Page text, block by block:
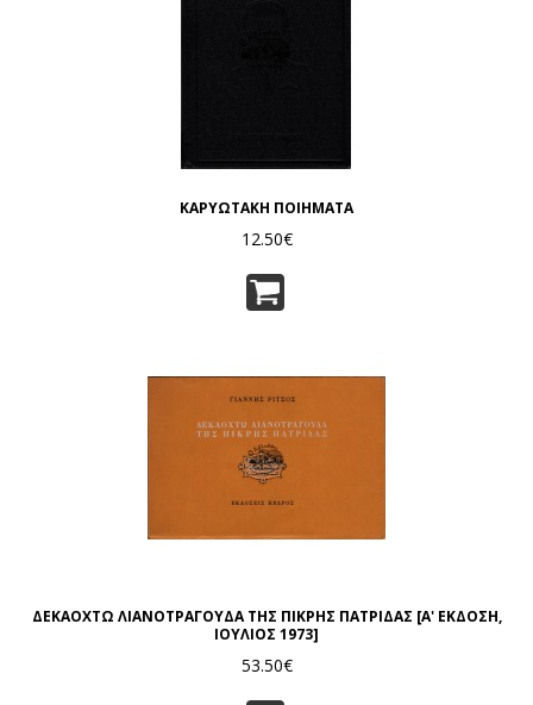
ΚΑΡΥΩΤΑΚΗ ΠΟΙΗΜΑΤΑ
12.50€
ΔΕΚΑΟΧΤΩ ΛΙΑΝΟΤΡΑΓΟΥΔΑ ΤΗΣ ΠΙΚΡΗΣ ΠΑΤΡΙΔΑΣ [Α' ΕΚΔΟΣΗ,
ΙΟΥΛΙΟΣ 1973]
53.50€